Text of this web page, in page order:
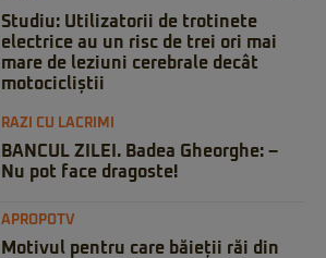
Studiu: Utilizatorii de trotinete
electrice au un risc de trei ori mai
mare de leziuni cerebrale decât
motocicliștii
RAZI CU LACRIMI
BANCUL ZILEI. Badea Gheorghe: –
Nu pot face dragoste!
APROPOTV
Motivul pentru care băieții răi din